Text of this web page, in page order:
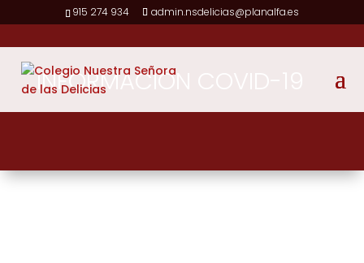
915 274 934 admin.nsdelicias@planalfa.es
INFORMACIÓN COVID-19